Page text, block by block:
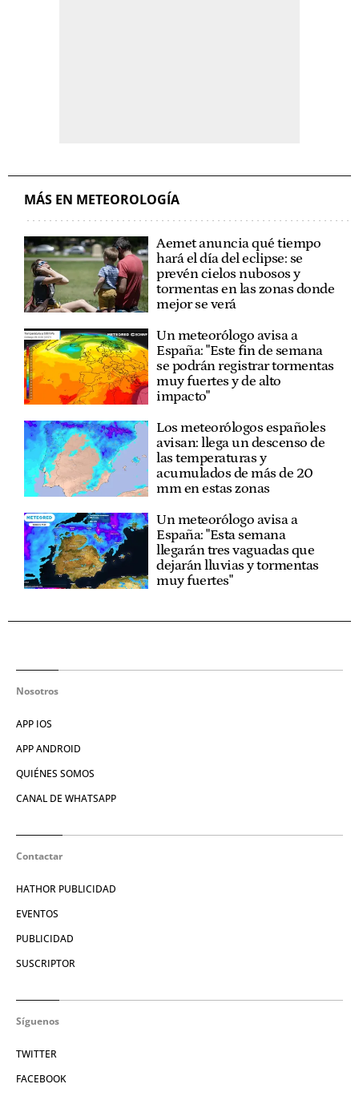
MÁS EN METEOROLOGÍA
Aemet anuncia qué tiempo
hará el día del eclipse: se
prevén cielos nubosos y
tormentas en las zonas donde
mejor se verá
Un meteorólogo avisa a
España: "Este fin de semana
se podrán registrar tormentas
muy fuertes y de alto
impacto"
Los meteorólogos españoles
avisan: llega un descenso de
las temperaturas y
acumulados de más de 20
mm en estas zonas
Un meteorólogo avisa a
España: "Esta semana
llegarán tres vaguadas que
dejarán lluvias y tormentas
muy fuertes"
Nosotros
APP IOS
APP ANDROID
QUIÉNES SOMOS
CANAL DE WHATSAPP
Contactar
HATHOR PUBLICIDAD
EVENTOS
PUBLICIDAD
SUSCRIPTOR
Síguenos
TWITTER
FACEBOOK